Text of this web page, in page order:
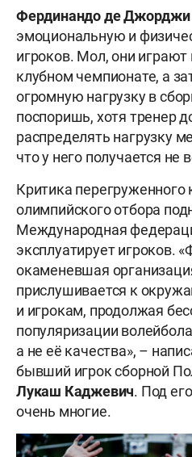
Фердинандо де Джорджи
эмоциональную и
игроков. Мол, они
клубном чемпионате, а
огромную нагрузку в
поспоришь, хотя тренер
распределять нагрузку
что у него получается не
Критика перегруженного
олимпийского отбора
Международная
эксплуатирует игроков.
окаменевшая
прислушивается к
и игрокам, продолжая
популяризации
а не её качества», –
бывший игрок сборной
Лукаш Каджевич. Под
очень многие.